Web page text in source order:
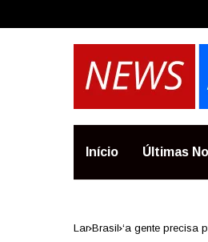
Início Últimas
Lar Brasil ‘a gente precisa